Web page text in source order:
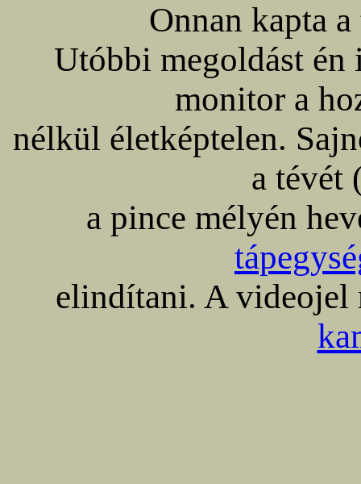
Onnan kapta
Utóbbi megoldást én
monitor a
nélkül életképtelen.
a tévét
a pince mélyén
elindítani. A